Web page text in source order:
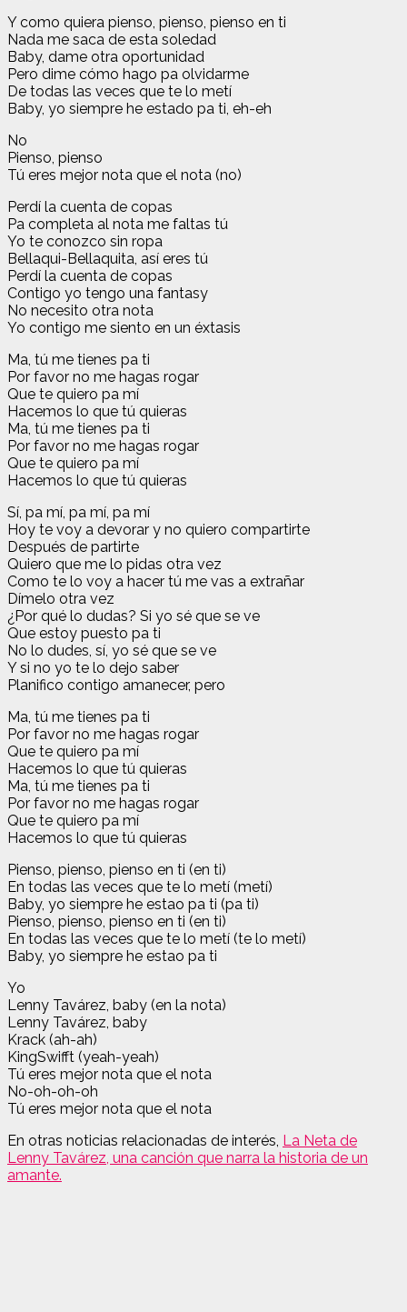
Y como quiera pienso, pienso, pienso en ti
Nada me saca de esta soledad
Baby, dame otra oportunidad
Pero dime cómo hago pa olvidarmе
De todas las veces quе te lo metí
Baby, yo siempre he estado pa ti, eh-eh
No
Pienso, pienso
Tú eres mejor nota que el nota (no)
Perdí la cuenta de copas
Pa completa al nota me faltas tú
Yo te conozco sin ropa
Bellaqui-Bellaquita, así eres tú
Perdí la cuenta de copas
Contigo yo tengo una fantasy
No necesito otra nota
Yo contigo me siento en un éxtasis
Ma, tú me tienes pa ti
Por favor no me hagas rogar
Que te quiero pa mí
Hacemos lo que tú quieras
Ma, tú me tienes pa ti
Por favor no me hagas rogar
Que te quiero pa mí
Hacemos lo que tú quieras
Sí, pa mí, pa mí, pa mí
Hoy te voy a devorar y no quiero compartirte
Después de partirte
Quiero que me lo pidas otra vez
Como te lo voy a hacer tú me vas a extrañar
Dímelo otra vez
¿Por qué lo dudas? Si yo sé que se ve
Que estoy puesto pa ti
No lo dudes, sí, yo sé que se ve
Y si no yo te lo dejo saber
Planifico contigo amanecer, pero
Ma, tú me tienes pa ti
Por favor no me hagas rogar
Que te quiero pa mí
Hacemos lo que tú quieras
Ma, tú me tienes pa ti
Por favor no me hagas rogar
Que te quiero pa mí
Hacemos lo que tú quieras
Pienso, pienso, pienso en ti (en ti)
En todas las veces que te lo metí (metí)
Baby, yo siempre he estao pa ti (pa ti)
Pienso, pienso, pienso en ti (en ti)
En todas las veces que te lo metí (te lo metí)
Baby, yo siempre he estao pa ti
Yo
Lenny Tavárez, baby (en la nota)
Lenny Tavárez, baby
Krack (ah-ah)
KingSwifft (yeah-yeah)
Tú eres mejor nota que el nota
No-oh-oh-oh
Tú eres mejor nota que el nota
En otras noticias relacionadas de interés, La Neta de
Lenny Tavárez, una canción que narra la historia de un
amante.